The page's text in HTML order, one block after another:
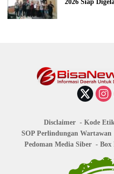
2026 Siap
Disclaimer
Kode
SOP Perlindungan Wartawan
Pedoman Media Siber
Box